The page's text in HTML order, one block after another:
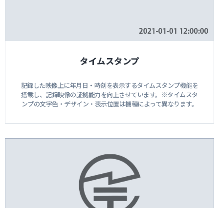
タイムスタンプ
記録した映像上に年月日・時刻を表示するタイムスタンプ機能を
搭載し、記録映像の証拠能力を向上させています。※タイムスタ
ンプの文字色・デザイン・表示位置は機種によって異なります。